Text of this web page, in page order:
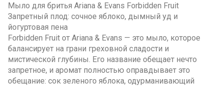
Мыло для бритья Ariana & Evans Forbidden Fruit
Запретный плод: сочное яблоко, дымный уд и
йогуртовая пена
Forbidden Fruit от Ariana & Evans — это мыло, которое
балансирует на грани греховной сладости и
мистической глубины. Его название обещает нечто
запретное, и аромат полностью оправдывает это
обещание: сок зеленого яблока, одурманивающий